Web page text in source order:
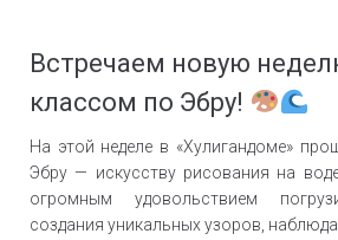
выступлений, правильной
конечно же, поиску и раскрытию
Встречаем новую
классом по Эбру!
На этой неделе в «Хулигандоме»
Эбру — искусству рисования на
огромным удовольствием
создания уникальных узоров,